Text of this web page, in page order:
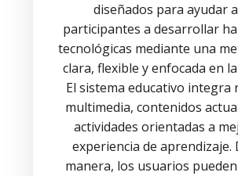
diseñados para ayudar
participantes a desarrollar
tecnológicas mediante una
clara, flexible y enfocada en
El sistema educativo integra
multimedia, contenidos
actividades orientadas a
experiencia de aprendizaje.
manera, los usuarios